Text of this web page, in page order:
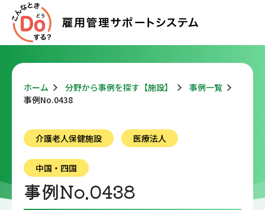
ホーム 分野から事例を探す【施設】
事例一覧
事例No.0438
介護老人保健施設 医療法人
中国・四国
事例No.0438